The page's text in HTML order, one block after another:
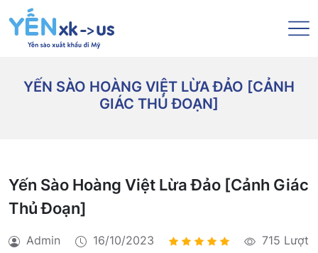
YẾN SÀO HOÀNG VIỆT LỪA ĐẢO [CẢNH
GIÁC THỦ ĐOẠN]
Yến Sào Hoàng Việt Lừa Đảo [Cảnh Giác
Thủ Đoạn]
Admin 16/10/2023
715 Lượt